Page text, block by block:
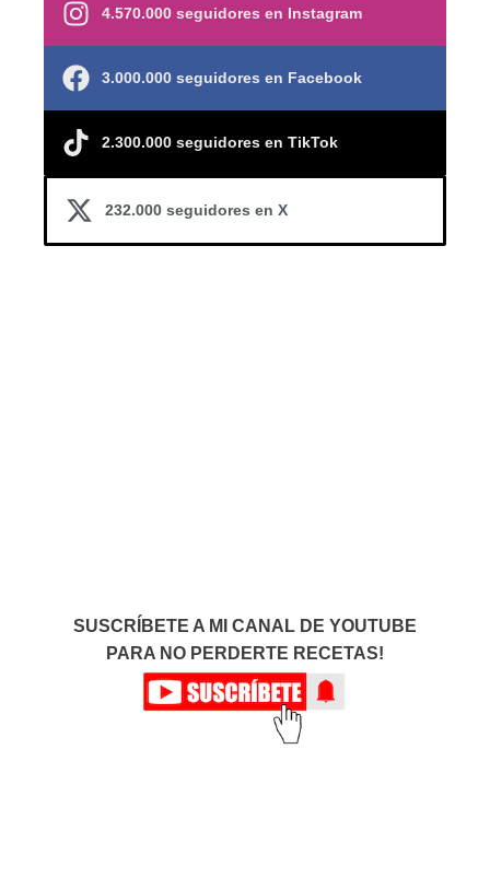
4.570.000 seguidores en Instagram
3.000.000 seguidores en Facebook
2.300.000 seguidores en TikTok
232.000 seguidores en X
SUSCRÍBETE A MI CANAL DE YOUTUBE
PARA NO PERDERTE RECETAS!